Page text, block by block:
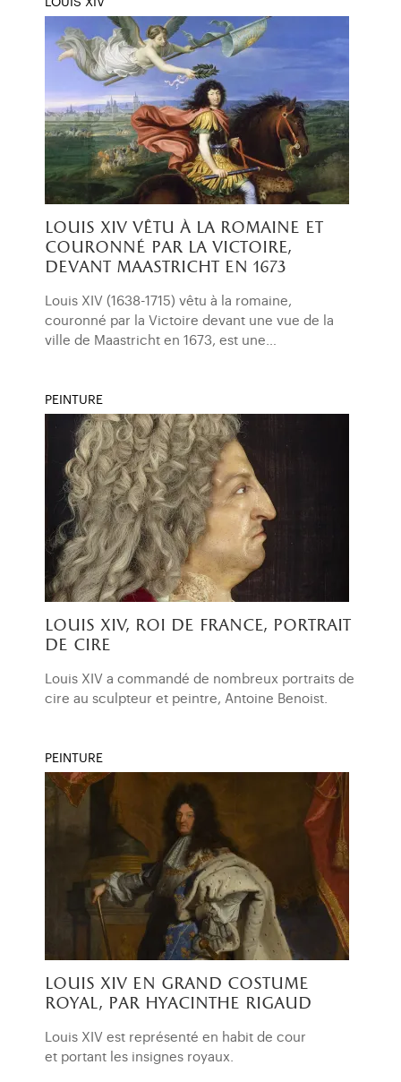
louis xiv vêtu à la romaine et
couronné par la victoire,
devant maastricht en 1673
Louis XIV (1638-1715) vêtu à la romaine,
couronné par la Victoire devant une vue de la
ville de Maastricht en 1673, est une…
PEINTURE
louis xiv, roi de france, portrait
de cire
Louis XIV a commandé de nombreux portraits de
cire au sculpteur et peintre, Antoine Benoist.
PEINTURE
louis xiv en grand costume
royal, par hyacinthe rigaud
Louis XIV est représenté en habit de cour
et portant les insignes royaux.